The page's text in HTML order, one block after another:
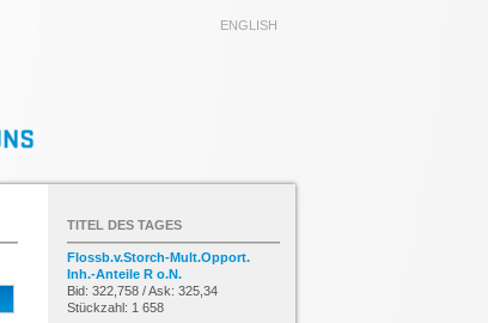
ENGLISH
TITEL DES TAGES
Flossb.v.Storch-Mult.Opport.
Inh.-Anteile R o.N.
Bid: 322,758 / Ask: 325,34
Stückzahl: 1 658